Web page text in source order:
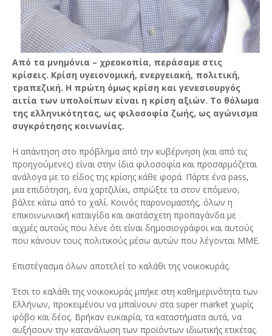
Από τα μνημόνια – χρεοκοπία, περάσαμε στις
κρίσεις. Κρίση υγειονομική, ενεργειακή, πολιτική,
τραπεζική. Η πρώτη όμως κρίση και γενεσιουργός
αιτία των υπολοίπων είναι η κρίση αξιών. Το θόλωμα
της ελληνικότητας, ως φιλοσοφία ζωής, ως αγώνισμα
συγκρότησης κοινωνίας.
Η απάντηση στο πρόβλημα από την κυβέρνηση (και από τις
προηγούμενες) είναι στην ίδια φιλοσοφία και προσαρμόζεται
ανάλογα με το είδος της κρίσης κάθε φορά. Πάρτε ένα pass,
μια επιδότηση, ένα χαρτζιλίκι, σπρώξτε τα στον επόμενο,
βάλτε κάτω από το χαλί. Κοινός παρονομαστής, όλων η
επικοινωνιακή καταιγίδα και ακατάσχετη προπαγάνδα με
αιχμές αυτούς που λένε ότι είναι δημοσιογράφοι και αυτούς
που κάνουν τους πολιτικούς μέσω αυτών που λέγονται ΜΜΕ.
Επιστέγασμα όλων αποτελεί το καλάθι της νοικοκυράς.
Έτσι το καλάθι της νοικοκυράς μπήκε στη καθημερινότητα των
Ελλήνων, προκειμένου να μπαίνουν στα super market χωρίς
φόβο και δέος. Βρήκαν ευκαιρία, τα καταστήματα αυτά, να
αυξήσουν την κατανάλωση των προϊόντων ιδιωτικής ετικέτας.